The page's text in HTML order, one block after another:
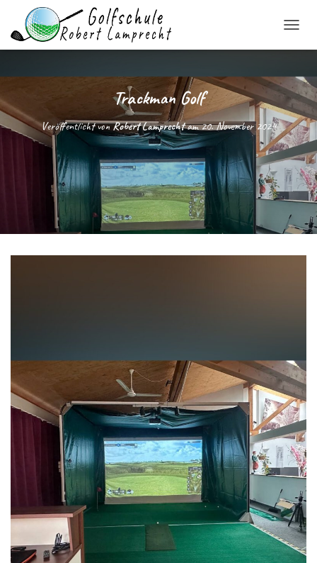
A
I
G
A
T
I
O
N
U
M
H
Trackman Golf
Veröffentlicht vonRobert Lamprechtam20. November 2024